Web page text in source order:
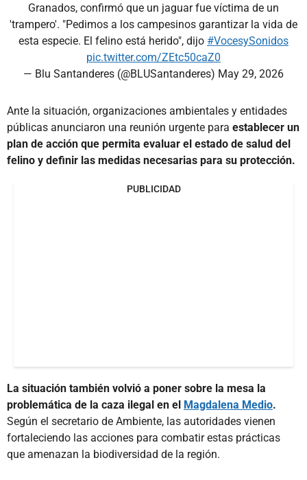
Granados, confirmó que un jaguar fue víctima de un
'trampero'. "Pedimos a los campesinos garantizar la vida de
esta especie. El felino está herido", dijo #VocesySonidos
pic.twitter.com/ZEtc50caZ0
— Blu Santanderes (@BLUSantanderes) May 29, 2026
Ante la situación, organizaciones ambientales y entidades
públicas anunciaron una reunión urgente para establecer un
plan de acción que permita evaluar el estado de salud del
felino y definir las medidas necesarias para su protección.
PUBLICIDAD
La situación también volvió a poner sobre la mesa la
problemática de la caza ilegal en el Magdalena Medio.
Según el secretario de Ambiente, las autoridades vienen
fortaleciendo las acciones para combatir estas prácticas
que amenazan la biodiversidad de la región.